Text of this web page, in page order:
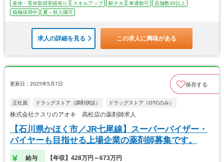
産休・育休取得実績有り
スキルアップ 駅チカ 車通勤可
店舗数30以上
積極採用中
夏～秋入職可
求人の詳細を見る この求人に興味がある
更新日：2025年5月7日 保存する
正社員 ドラッグストア（調剤併設） ドラッグストア（OTCのみ）
株式会社クスリのアオキ 高松店の薬剤師求人
【石川県かほく市／JR七尾線】スーパーバイザー・
バイヤーも目指せる上場企業の薬剤師募集です。
給与 【年収】428万円～673万円